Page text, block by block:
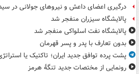
درگیری اعضای داعش و نیروهای جولانی در
پالایشگاه سیزران منفجر شد
پالایشگاه نفت اسلواکی منفجر شد
بدون تعارف با پدر و پسر قهرمان
پشت پرده توافق جدید ایران؛ تاکتیک یا
رونمایی از مختصات جدید تنگۀ هرمز